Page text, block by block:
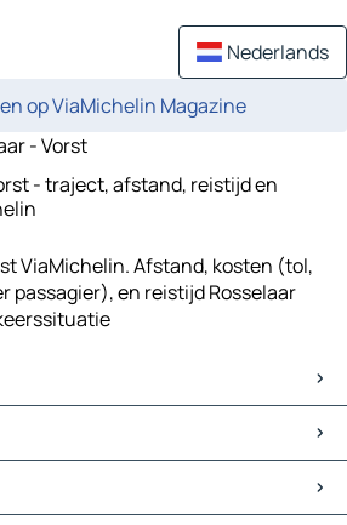
Nederlands
op ViaMichelin Magazine
- Vorst
- traject, afstand, reistijd en
ViaMichelin. Afstand, kosten (tol,
passagier), en reistijd Rosselaar